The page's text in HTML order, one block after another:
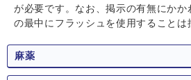
が必要です。なお、掲示の有無にか
の最中にフラッシュを使用することは
麻薬